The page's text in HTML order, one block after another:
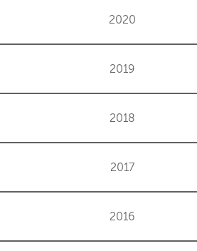
2020
2019
2018
2017
2016